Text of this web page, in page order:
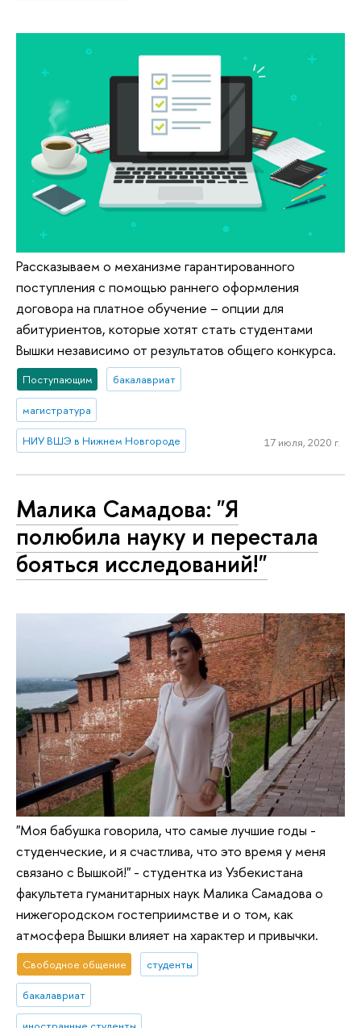
Рассказываем о механизме гарантированного
поступления с помощью раннего оформления
договора на платное обучение – опции для
абитуриентов, которые хотят стать студентами
Вышки независимо от результатов общего конкурса.
Поступающим бакалавриат
магистратура
НИУ ВШЭ в Нижнем Новгороде 17 июля, 2020 г.
Малика Самадова: "Я
полюбила науку и перестала
бояться исследований!"
"Моя бабушка говорила, что самые лучшие годы -
студенческие, и я счастлива, что это время у меня
связано с Вышкой!" - студентка из Узбекистана
факультета гуманитарных наук Малика Самадова о
нижегородском гостеприимстве и о том, как
атмосфера Вышки влияет на характер и привычки.
Свободное общение студенты
бакалавриат